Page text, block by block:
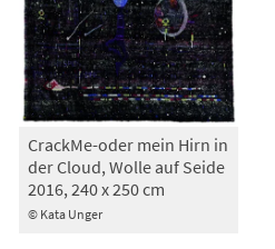
© Kata Unger
CrackMe-oder mein Hirn in
der Cloud, Wolle auf Seide
2016, 240 x 250 cm